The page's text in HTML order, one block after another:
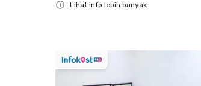
Lihat info lebih banyak